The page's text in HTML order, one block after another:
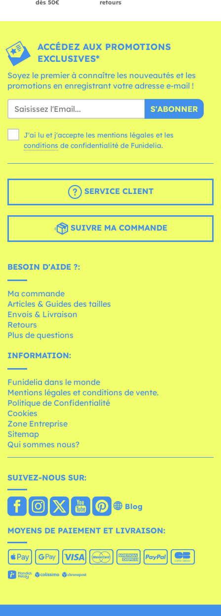
dès 50€
retours
ACCÉDEZ AUX PROMOTIONS
EXCLUSIVES*
Soyez le premier à connaître les nouveautés et les
promotions en enregistrant votre adresse e-mail !
S'ABONNER
J'ai lu et j'accepte les mentions légales et les
conditions de confidentialité de Funidelia.
SERVICE CLIENT
SUIVRE MA COMMANDE
BESOIN D'AIDE ?:
Ma commande
Articles & Guides des tailles
Envois & Livraison
Retours
Plus de questions
INFORMATION:
Funidelia dans le monde
Mentions légales et conditions de vente.
Politique de Confidentialité
Cookies
Zone Entreprise
Sitemap
Qui sommes nous?
SUIVEZ-NOUS SUR:
Blog
MOYENS DE PAIEMENT ET LIVRAISON: